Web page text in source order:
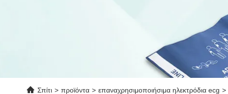
Σπίτι > προϊόντα > επαναχρησιμοποιήσιμα ηλεκτρόδια ecg >